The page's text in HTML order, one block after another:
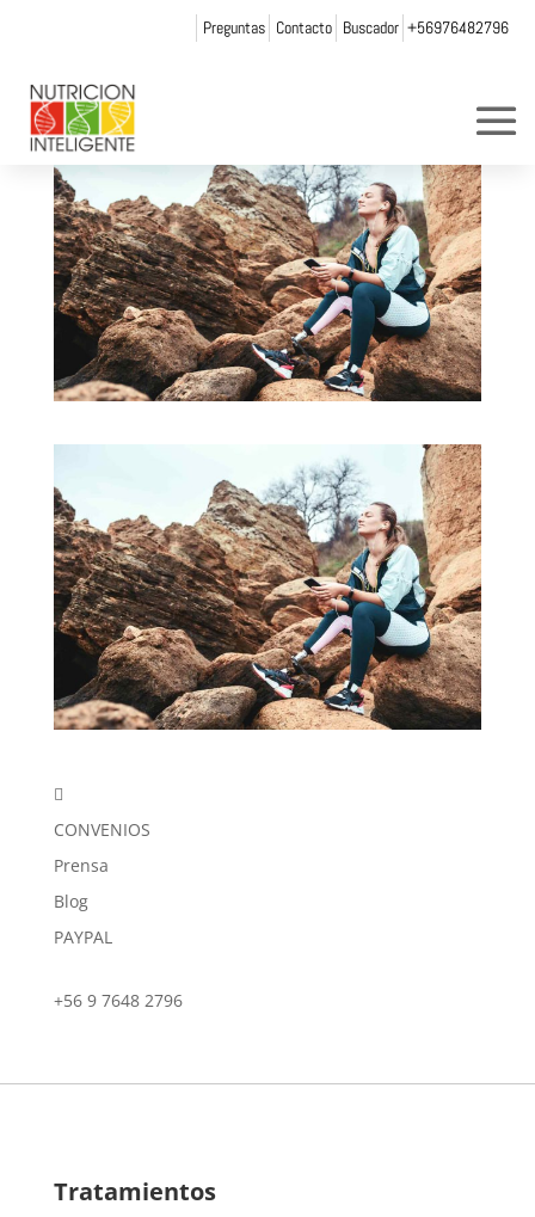
Preguntas Contacto Buscador +56976482796
porWeb Admin NI

CONVENIOS
Prensa
Blog
PAYPAL
+56 9 7648 2796
Tratamientos